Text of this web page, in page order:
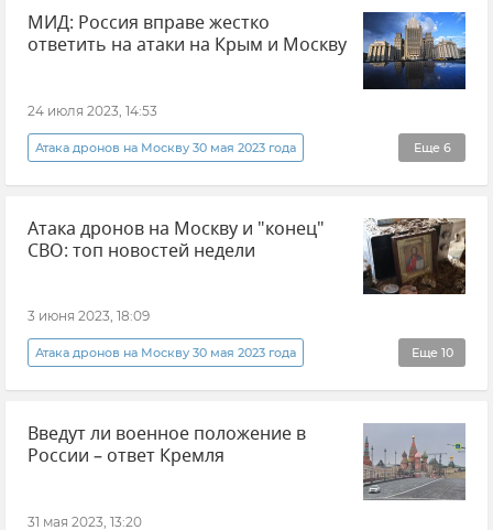
Белгородская область
Происшествия Вячеслав Гладков
МИД: Россия вправе жестко
ответить на атаки на Крым и Москву
24 июля 2023, 14:53
Еще 6
Атака дронов на Москву 30 мая 2023 года
Министерство иностранных дел РФ (МИД РФ)
Атаки ВСУ на Крым Украина Политика
Атака дронов на Москву и "конец"
СВО: топ новостей недели
3 июня 2023, 18:09
Еще 10
Атака дронов на Москву 30 мая 2023 года
Топ новостей недели Новости
Новости Крыма Новости СВО
Введут ли военное положение в
России – ответ Кремля
31 мая 2023, 13:20